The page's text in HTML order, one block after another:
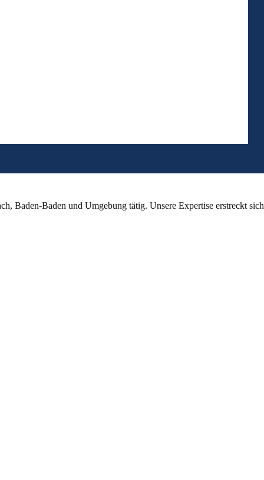
Baden-Baden und Umgebung tätig. Unsere Expertise erstreckt sich